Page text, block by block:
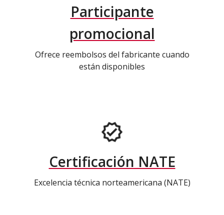
Participante
promocional
Ofrece reembolsos del fabricante cuando
están disponibles
Certificación NATE
Excelencia técnica norteamericana (NATE)